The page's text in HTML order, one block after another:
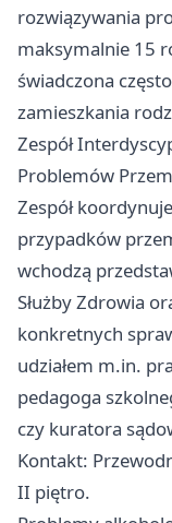
rozwiązywania
maksymalnie 15
świadczona
zamieszkania
Zespół
Problemów
Zespół
przypadków
wchodzą
Służby Zdrowia
konkretnych
udziałem m.in.
pedagoga
czy kuratora
Kontakt:
II piętro.